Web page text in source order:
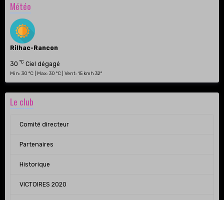
Météo
Rilhac-Rancon
30 °C Ciel dégagé
Min: 30 °C | Max: 30 °C | Vent: 15 kmh 32°
Le club
Comité directeur
Partenaires
Historique
VICTOIRES 2020